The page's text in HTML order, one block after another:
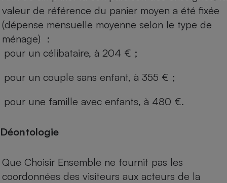
valeur de référence du panier moyen a été fixée
(dépense mensuelle moyenne selon le type de
ménage) :
pour un célibataire, à 204 € ;
pour un couple sans enfant, à 355 € ;
pour une famille avec enfants, à 480 €.
Déontologie
Que Choisir Ensemble ne fournit pas les
coordonnées des visiteurs aux acteurs de la